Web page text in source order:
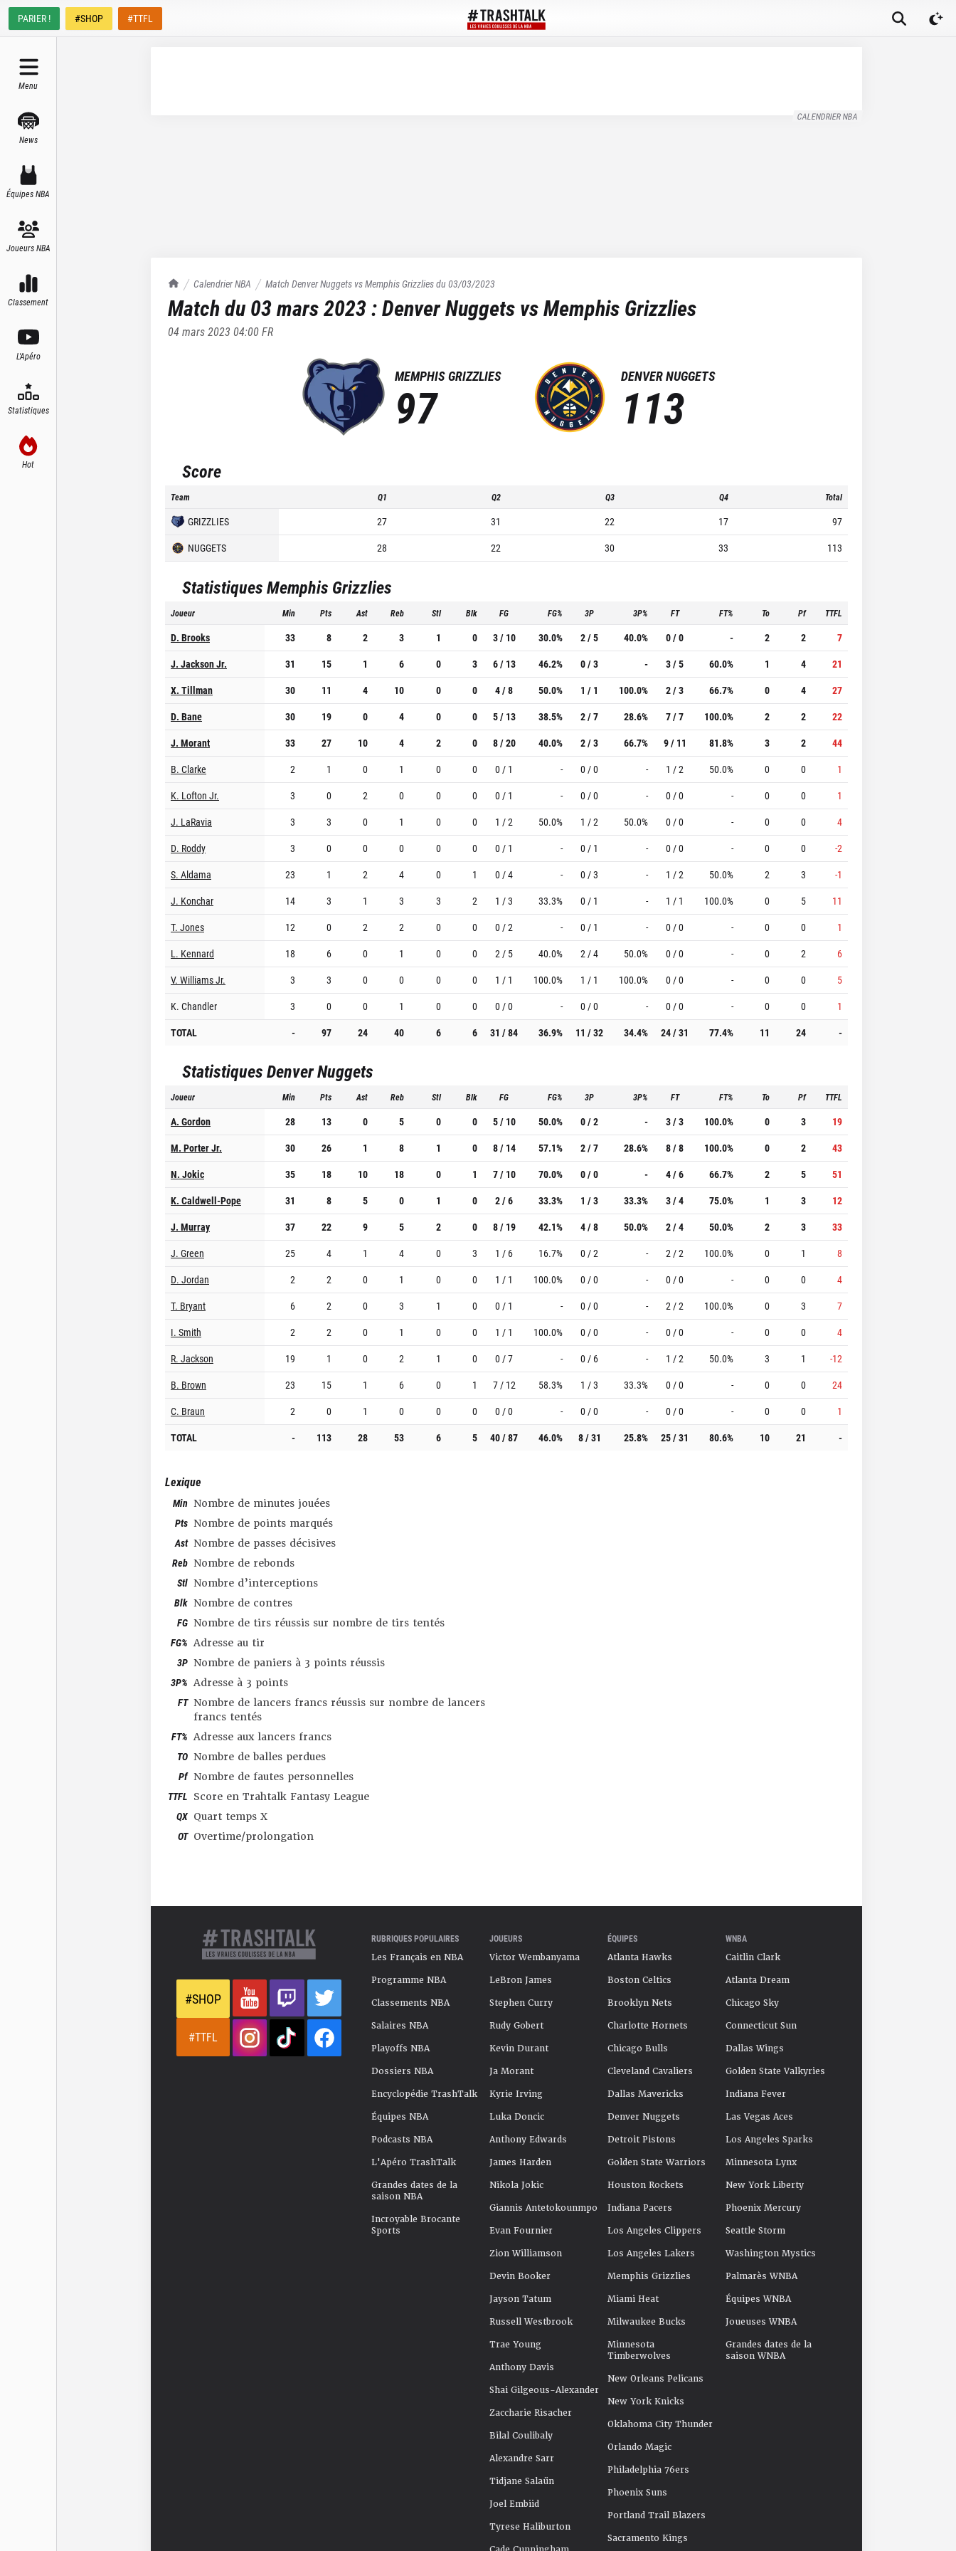
PARIER ! #SHOP #TTFL
Menu
News
Équipes NBA
Joueurs NBA
Classement
L'Apéro
Statistiques
Hot
CALENDRIER NBA
TrashTalk Actu NBA
Calendrier NBA Match Denver Nuggets vsMemphis Grizzliesdu03/03/2023
Match du 03 mars 2023:Denver Nuggets vsMemphis Grizzlies
04 mars 2023 04:00FR
MEMPHIS GRIZZLIES
97
DENVER NUGGETS
113
Score
Team Q1 Q2 Q3 Q4 Total
GRIZZLIES 27 31 22 17
97
NUGGETS
28 22 30 33 113
StatistiquesMemphis Grizzlies
Joueur Min Pts Ast Reb Stl Blk FG FG% 3P 3P% FT FT% To Pf TTFL
D. Brooks 33 8 2 3 1 0 3 / 10 30.0% 2 / 5 40.0% 0 / 0 - 2 2
7
J. Jackson Jr.
31 15 1 6 0 3 6 / 13 46.2% 0 / 3 - 3 / 5 60.0% 1 4
21
X. Tillman
30 11 4 10 0 0 4 / 8 50.0% 1 / 1 100.0% 2 / 3 66.7% 0 4
27
D. Bane
30 19 0 4 0 0 5 / 13 38.5% 2 / 7 28.6% 7 / 7 100.0% 2 2
22
J. Morant
33 27 10 4 2 0 8 / 20 40.0% 2 / 3 66.7% 9 / 11 81.8% 3 2
44
B. Clarke
2 1 0 1 0 0 0 / 1 - 0 / 0 - 1 / 2 50.0% 0 0
1
K. Lofton Jr.
3 0 2 0 0 0 0 / 1 - 0 / 0 - 0 / 0 - 0 0
1
J. LaRavia
3 3 0 1 0 0 1 / 2 50.0% 1 / 2 50.0% 0 / 0 - 0 0
4
D. Roddy
3 0 0 0 0 0 0 / 1 - 0 / 1 - 0 / 0 - 0 0
-2
S. Aldama
23 1 2 4 0 1 0 / 4 - 0 / 3 - 1 / 2 50.0% 2 3
-1
J. Konchar
14 3 1 3 3 2 1 / 3 33.3% 0 / 1 - 1 / 1 100.0% 0 5
11
T. Jones
12 0 2 2 0 0 0 / 2 - 0 / 1 - 0 / 0 - 0 0
1
L. Kennard
18 6 0 1 0 0 2 / 5 40.0% 2 / 4 50.0% 0 / 0 - 0 2
6
V. Williams Jr.
3 3 0 0 0 0 1 / 1 100.0% 1 / 1 100.0% 0 / 0 - 0 0
5
K. Chandler
3 0 0 1 0 0 0 / 0 - 0 / 0 - 0 / 0 - 0 0
1
TOTAL
- 97 24 40 6 6 31 / 84 36.9% 11 / 32 34.4% 24 / 31 77.4% 11 24 -
StatistiquesDenver Nuggets
Joueur Min Pts Ast Reb Stl Blk FG FG% 3P 3P% FT FT% To Pf TTFL
A. Gordon 28 13 0 5 0 0 5 / 10 50.0% 0 / 2 - 3 / 3 100.0% 0 3
19
M. Porter Jr.
30 26 1 8 1 0 8 / 14 57.1% 2 / 7 28.6% 8 / 8 100.0% 0 2
43
N. Jokic
35 18 10 18 0 1 7 / 10 70.0% 0 / 0 - 4 / 6 66.7% 2 5
51
K. Caldwell-Pope
31 8 5 0 1 0 2 / 6 33.3% 1 / 3 33.3% 3 / 4 75.0% 1 3
12
J. Murray
37 22 9 5 2 0 8 / 19 42.1% 4 / 8 50.0% 2 / 4 50.0% 2 3
33
J. Green
25 4 1 4 0 3 1 / 6 16.7% 0 / 2 - 2 / 2 100.0% 0 1
8
D. Jordan
2 2 0 1 0 0 1 / 1 100.0% 0 / 0 - 0 / 0 - 0 0
4
T. Bryant
6 2 0 3 1 0 0 / 1 - 0 / 0 - 2 / 2 100.0% 0 3
7
I. Smith
2 2 0 1 0 0 1 / 1 100.0% 0 / 0 - 0 / 0 - 0 0
4
R. Jackson
19 1 0 2 1 0 0 / 7 - 0 / 6 - 1 / 2 50.0% 3 1
-12
B. Brown
23 15 1 6 0 1 7 / 12 58.3% 1 / 3 33.3% 0 / 0 - 0 0
24
C. Braun
2 0 1 0 0 0 0 / 0 - 0 / 0 - 0 / 0 - 0 0
1
TOTAL
- 113 28 53 6 5 40 / 87 46.0% 8 / 31 25.8% 25 / 31 80.6% 10 21 -
Lexique
Min Nombre de minutes jouées
Pts Nombre de points marqués
Ast Nombre de passes décisives
Reb Nombre de rebonds
Stl Nombre d’interceptions
Blk Nombre de contres
FG Nombre de tirs réussis sur nombre de tirs tentés
FG% Adresse au tir
3P Nombre de paniers à 3 points réussis
3P% Adresse à 3 points
FT Nombre de lancers francs réussis sur nombre de lancers
francs tentés
FT% Adresse aux lancers francs
TO Nombre de balles perdues
Pf Nombre de fautes personnelles
TTFL Score en Trahtalk Fantasy League
QX Quart temps X
OT Overtime/prolongation
#SHOP
#TTFL
RUBRIQUES POPULAIRES
Les Français en NBA
Programme NBA
Classements NBA
Salaires NBA
Playoffs NBA
Dossiers NBA
Encyclopédie TrashTalk
Équipes NBA
Podcasts NBA
L'Apéro TrashTalk
Grandes dates de la
saison NBA
Incroyable Brocante
Sports
JOUEURS
Victor Wembanyama
LeBron James
Stephen Curry
Rudy Gobert
Kevin Durant
Ja Morant
Kyrie Irving
Luka Doncic
Anthony Edwards
James Harden
Nikola Jokic
Giannis Antetokounmpo
Evan Fournier
Zion Williamson
Devin Booker
Jayson Tatum
Russell Westbrook
Trae Young
Anthony Davis
Shai Gilgeous-Alexander
Zaccharie Risacher
Bilal Coulibaly
Alexandre Sarr
Tidjane Salaün
Joel Embiid
Tyrese Haliburton
ÉQUIPES
Atlanta Hawks
Boston Celtics
Brooklyn Nets
Charlotte Hornets
Chicago Bulls
Cleveland Cavaliers
Dallas Mavericks
Denver Nuggets
Detroit Pistons
Golden State Warriors
Houston Rockets
Indiana Pacers
Los Angeles Clippers
Los Angeles Lakers
Memphis Grizzlies
Miami Heat
Milwaukee Bucks
Minnesota
Timberwolves
New Orleans Pelicans
New York Knicks
Oklahoma City Thunder
Orlando Magic
Philadelphia 76ers
Phoenix Suns
Portland Trail Blazers
Sacramento Kings
WNBA
Caitlin Clark
Atlanta Dream
Chicago Sky
Connecticut Sun
Dallas Wings
Golden State Valkyries
Indiana Fever
Las Vegas Aces
Los Angeles Sparks
Minnesota Lynx
New York Liberty
Phoenix Mercury
Seattle Storm
Washington Mystics
Palmarès WNBA
Équipes WNBA
Joueuses WNBA
Grandes dates de la
saison WNBA